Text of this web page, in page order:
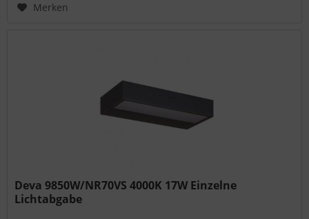
Merken
Deva 9850W/NR70VS 4000K 17W Einzelne
Lichtabgabe